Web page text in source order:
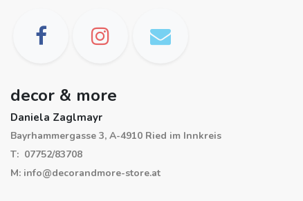
decor & more
Daniela Zaglmayr
Bayrhammergasse 3, A-4910 Ried im Innkreis
T: 07752/83708
M: info@decorandmore-store.at